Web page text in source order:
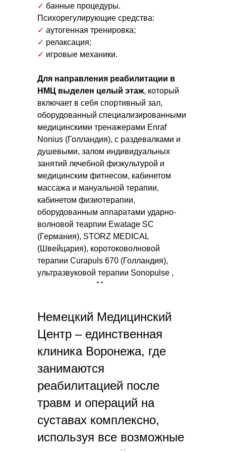
✓ банные процедуры.
Психорегулирующие средства:
✓ аутогенная тренировка;
✓ релаксация;
✓ игровые механики.
Для направления реабилитации в
НМЦ выделен целый этаж, который
включает в себя спортивный зал,
оборудованный специализированными
медицинскими тренажерами Enraf
Nonius (Голландия), с раздевалками и
душевыми, залом индивидуальных
занятий лечебной физкультурой и
медицинским фитнесом, кабинетом
массажа и мануальной терапии,
кабинетом физиотерапии,
оборудованным аппаратами ударно-
волновой теарпии Ewatage SC
(Германия), STORZ MEDICAL
(Швейцария), коротоковолновой
терапии Curapuls 670 (Голландия),
ультразвуковой терапии Sonopulse ,
лазеротерапии Милта, а также аппарат
коленного и тазобедренного суставов.
Немецкий Медицинский
Центр – единственная
клиника Воронежа, где
занимаются
реабилитацией после
травм и операций на
суставах комплексно,
используя все возможные